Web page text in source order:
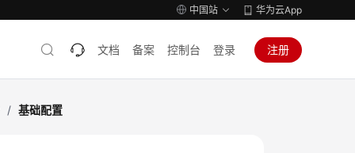
中国站 华为云App
文档 备案 控制台 登录 注册
/ 基础配置